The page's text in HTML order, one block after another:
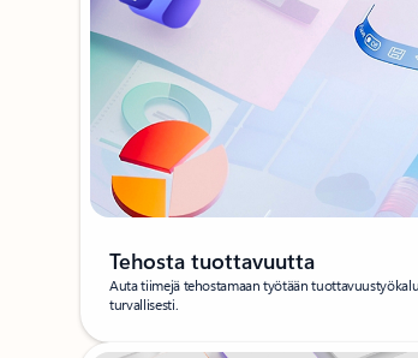
Tehosta tuottavuutta
Auta tiimejä tehostamaan työtään
turvallisesti.